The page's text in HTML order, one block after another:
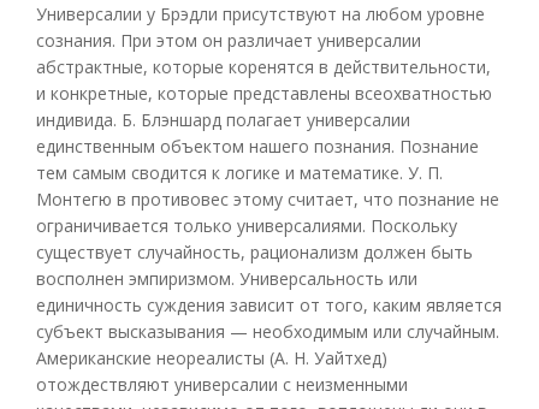
Универсалии у Брэдли присутствуют на любом уровне
сознания. При этом он различает универсалии
абстрактные, которые коренятся в действительности,
и конкретные, которые представлены всеохватностью
индивида. Б. Блэншард полагает универсалии
единственным объектом нашего познания. Познание
тем самым сводится к логике и математике. У. П.
Монтегю в противовес этому считает, что познание не
ограничивается только универсалиями. Поскольку
существует случайность, рационализм должен быть
восполнен эмпиризмом. Универсальность или
единичность суждения зависит от того, каким является
субъект высказывания — необходимым или случайным.
Американские неореалисты (А. Н. Уайтхед)
отождествляют универсалии с неизменными